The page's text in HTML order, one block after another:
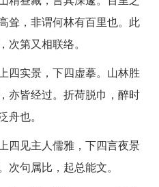
耸，非谓何林有百里也。此
第又相联络。
四实景，下四虚摹。山林胜
亦皆经过。折荷脱巾，醉时
也。
四见主人儒雅，下四言夜景
句属比，起总能文。